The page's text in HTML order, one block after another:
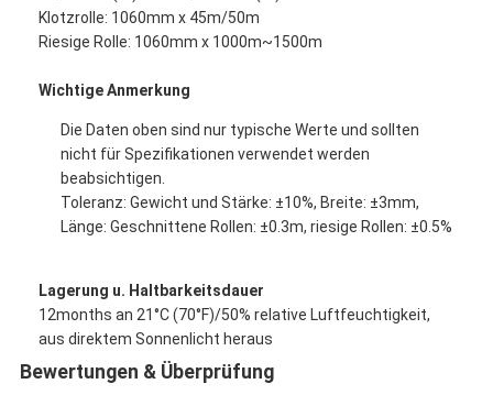
Produkte
Über uns
Klotzrolle: 1060mm x 45m/50m
Riesige Rolle: 1060mm x 1000m~1500m
Wichtige Anmerkung
Die Daten oben sind nur typische Werte und sollten
nicht für Spezifikationen verwendet werden
beabsichtigen.
Toleranz: Gewicht und Stärke: ±10%, Breite: ±3mm,
Länge: Geschnittene Rollen: ±0.3m, riesige Rollen: ±0.5%
Lagerung u. Haltbarkeitsdauer
12months an 21°C (70°F)/50% relative Luftfeuchtigkeit,
aus direktem Sonnenlicht heraus
Bewertungen & Überprüfung